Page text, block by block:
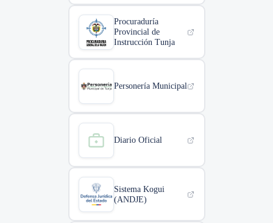
Procuraduría
Provincial de
Instrucción Tunja
Personería Municipal
Diario Oficial
Sistema Kogui
(ANDJE)